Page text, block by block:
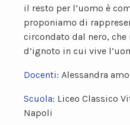
il resto per l’uomo è
proponiamo di
circondato dal nero,
d’ignoto in cui vive
Docenti: Alessandra
Scuola: Liceo Classico
Napoli